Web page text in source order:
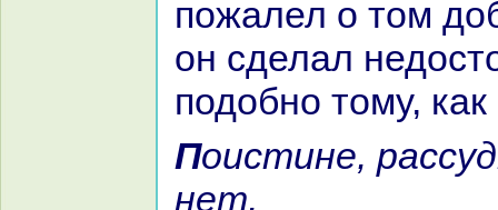
пожалел о том
он сделал
подобно тому, как
Поистине, paссудка у Меймуны
нет,